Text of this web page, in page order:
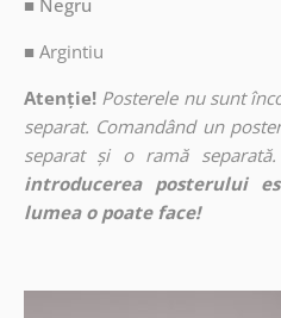
■ Negru
■ Argintiu
Atenție! Posterele nu sunt
separat. Comandând un
separat și o ramă separată.
introducerea posterului
lumea o poate face!